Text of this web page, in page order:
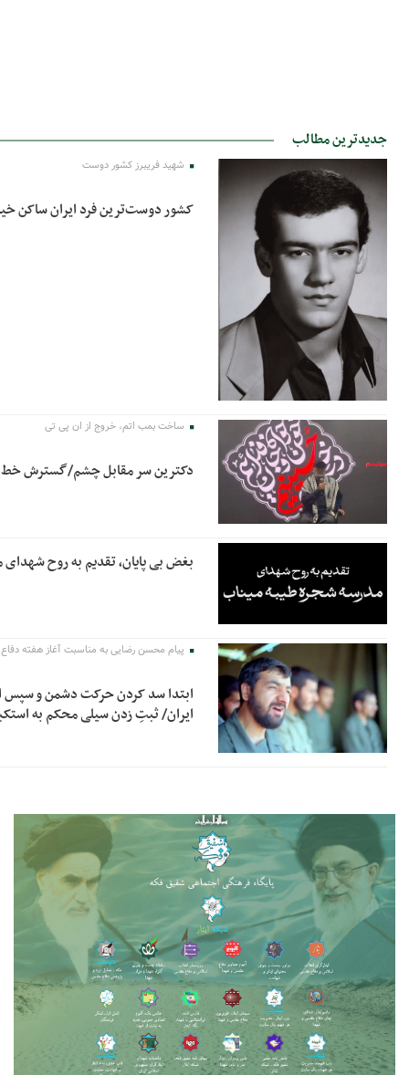
جدیدترین مطالب
شهید فریبرز کشور دوست
کشور دوست‌ترین فرد ایران ساکن
ساخت بمب اتم، خروج از ان پی تی
دکترین سر مقابل چشم/گسترش خط
بغض بی پایان، تقدیم به روح
پیام محسن رضایی به مناسبت آغاز هفته
ابتدا سد کردن حرکت دشمن و سپس
ایران/ ثبتِ زدن سیلی محکم به